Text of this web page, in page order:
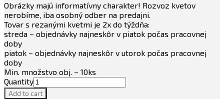
Obrázky majú informatívny charakter! Rozvoz kvetov
nerobíme, iba osobný odber na predajni.
Tovar s rezanými kvetmi je 2x do týždňa:
streda – objednávky najneskôr v piatok počas pracovnej
doby
piatok – objednávky najneskôr v utorok počas pracovnej
doby
Min. množstvo obj. – 10ks
Quantity
Add to cart